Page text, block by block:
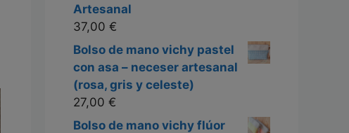
Artesanal
37,00 €
Bolso de mano vichy pastel
con asa – neceser artesanal
(rosa, gris y celeste)
27,00 €
Bolso de mano vichy flúor